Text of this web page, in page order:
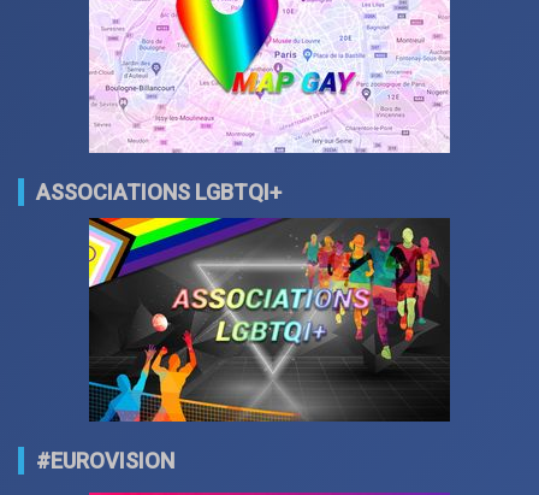
ASSOCIATIONS LGBTQI+
#EUROVISION